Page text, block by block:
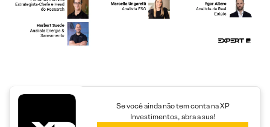
Se você ainda não tem conta na XP
Investimentos, abra a sua!